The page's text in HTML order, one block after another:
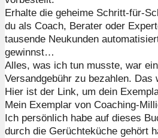
Erhalte die geheime Schritt-für-
du als Coach, Berater oder
tausende Neukunden
gewinnst…
Alles, was ich tun musste, war
Versandgebühr zu bezahlen. Das
Hier ist der Link, um dein
Mein Exemplar von Coaching-
Ich persönlich habe auf dieses
durch die Gerüchteküche gehört